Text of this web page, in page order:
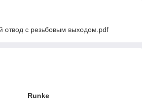
отвод с резьбовым выходом.pdf
Runke